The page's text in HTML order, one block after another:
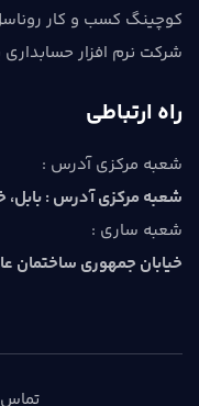
کوچینگ کسب و کار
شرکت نرم افزار
راه ارتباطی
شعبه مرکزی آدرس :
شعبه مرکزی آدرس : بابل،
شعبه ساری :
خیابان جمهوری ساختمان
تماس